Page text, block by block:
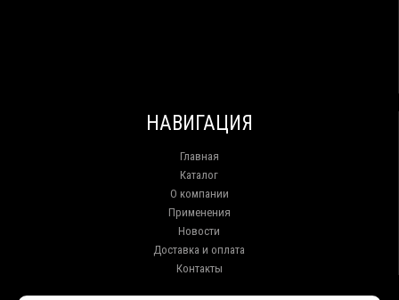
НАВИГАЦИЯ
Главная
Каталог
О компании
Применения
Новости
Доставка и оплата
Контакты